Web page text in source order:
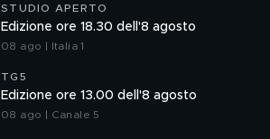
STUDIO APERTO
Edizione ore 18.30 dell'8 agosto
08 ago | Italia 1
TG5
Edizione ore 13.00 dell'8 agosto
08 ago | Canale 5